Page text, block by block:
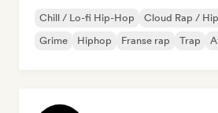
Chill / Lo-fi Hip-Hop Cloud Rap /
Grime
Hiphop Franse rap Trap